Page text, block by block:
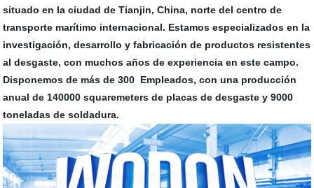
situado en la ciudad de Tianjin, China, norte del centro de
transporte marítimo internacional. Estamos especializados en la
investigación, desarrollo y fabricación de productos resistentes
al desgaste, con muchos años de experiencia en este campo.
Disponemos de más de 300 Empleados, con una producción
anual de 140000 squaremeters de placas de desgaste y 9000
toneladas de soldadura.